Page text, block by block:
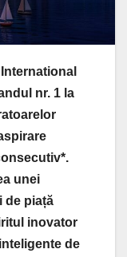
nr. 1 la
unei
de piață
inovator
de